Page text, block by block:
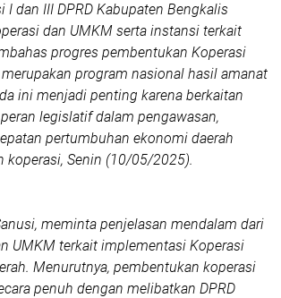
I dan III DPRD Kabupaten Bengkalis
dan UMKM serta instansi terkait
progres pembentukan Koperasi
program nasional hasil amanat
ini menjadi penting karena berkaitan
legislatif dalam pengawasan,
pertumbuhan ekonomi daerah
koperasi, Senin (10/05/2025).
meminta penjelasan mendalam dari
UMKM terkait implementasi Koperasi
Menurutnya, pembentukan koperasi
penuh dengan melibatkan DPRD